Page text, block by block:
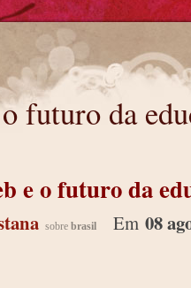
futuro da
e o futuro da
sobre brasil Em 08